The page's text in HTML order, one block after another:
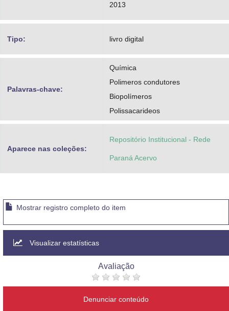
2013
Tipo: livro digital
Palavras-chave:
Química
Polimeros condutores
Biopolímeros
Polissacarideos
Aparece nas coleções:
Repositório Institucional - Rede
Paraná Acervo
Mostrar registro completo do item
Visualizar estatísticas
Avaliação
Denunciar conteúdo